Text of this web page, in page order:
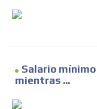
Salario
mientras ...